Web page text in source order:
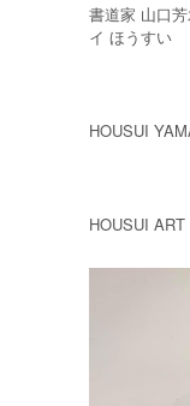
書道家 山口
イ ほうすい
HOUSUI
HOUSUI